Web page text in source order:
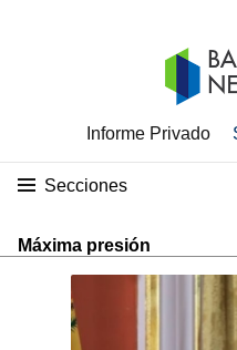
Informe Privado
Secciones
Máxima presión